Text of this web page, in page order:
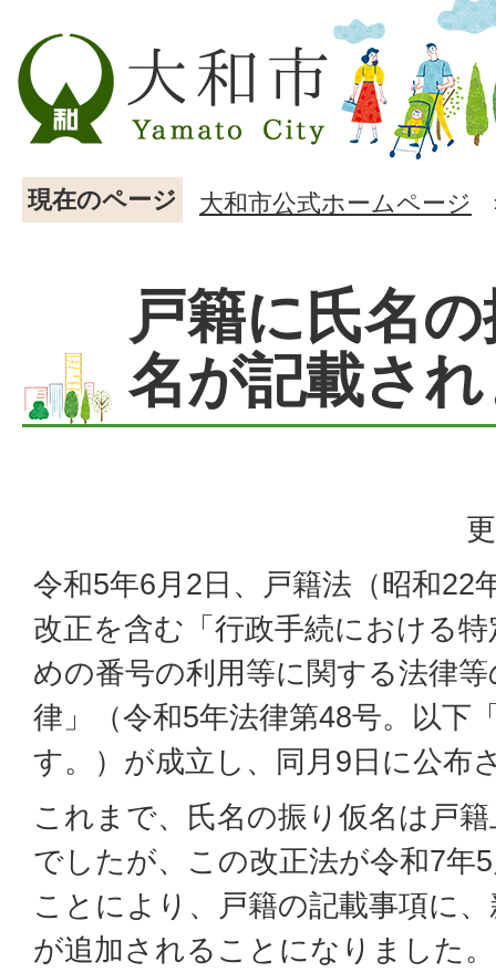
現在のページ 大和市公式ホームページ
戸籍に氏名
名が記載さ
令和5年6月2日、戸籍法（昭和22
改正を含む「行政手続における
めの番号の利用等に関する法律
律」（令和5年法律第48号。以下
す。）が成立し、同月9日に公布
これまで、氏名の振り仮名は戸
でしたが、この改正法が令和7年
ことにより、戸籍の記載事項に
が追加されることになりました。